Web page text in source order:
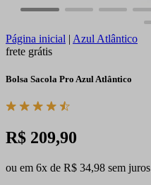
Página inicial | Azul Atlântico
frete grátis
Bolsa Sacola Pro Azul Atlântico
R$ 209,90
ou em 6x de R$ 34,98 sem juros